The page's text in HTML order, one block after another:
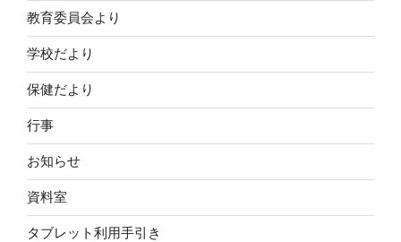
教育委員会より
学校だより
保健だより
行事
お知らせ
資料室
タブレット利用手引き